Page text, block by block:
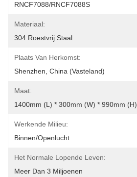
RNCF7088/RNCF7088S
Materiaal:
304 Roestvrij Staal
Plaats Van Herkomst:
Shenzhen, China (Vasteland)
Maat:
1400mm (l) * 300mm (w) * 990mm (h)
Werkende Milieu:
Binnen/openlucht
Het Normale Lopende Leven:
Meer Dan 3 Miljoenen